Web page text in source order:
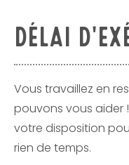
DÉLAI
Vous travaillez en
pouvons vous aider
votre disposition
rien de temps.